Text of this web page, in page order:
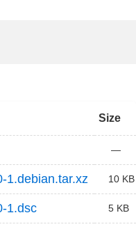
Size
—
1.debian.tar.xz 10 KB
1.dsc 5 KB